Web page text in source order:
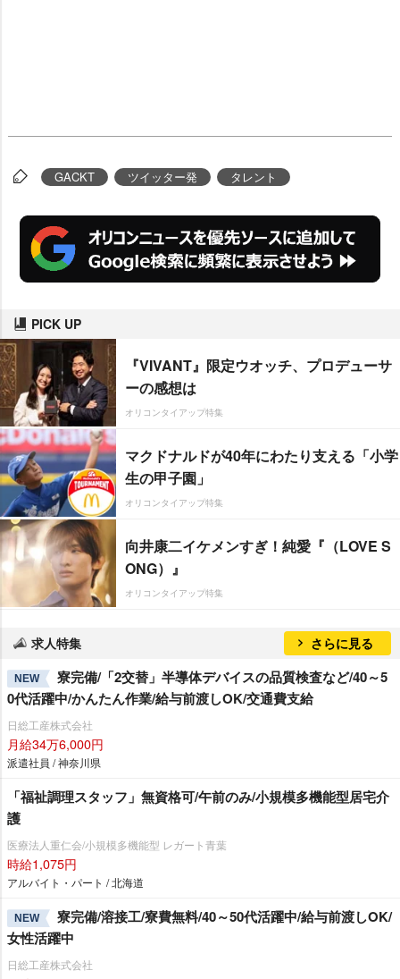
GACKT ツイッター発 タレント
PICK UP
『VIVANT』限定ウオッチ、プロデューサ
ーの感想は
オリコンタイアップ特集
マクドナルドが40年にわたり支える「小学
生の甲子園」
オリコンタイアップ特集
向井康二イケメンすぎ！純愛『（LOVE S
ONG）』
オリコンタイアップ特集
求人特集 さらに見る
NEW
寮完備/「2交替」半導体デバイスの品質検査など/40～5
0代活躍中/かんたん作業/給与前渡しOK/交通費支給
日総工産株式会社
月給34万6,000円
派遣社員 / 神奈川県
「福祉調理スタッフ」無資格可/午前のみ/小規模多機能型居宅介
護
医療法人重仁会/小規模多機能型 レガート青葉
時給1,075円
アルバイト・パート / 北海道
NEW
寮完備/溶接工/寮費無料/40～50代活躍中/給与前渡しOK/
女性活躍中
日総工産株式会社